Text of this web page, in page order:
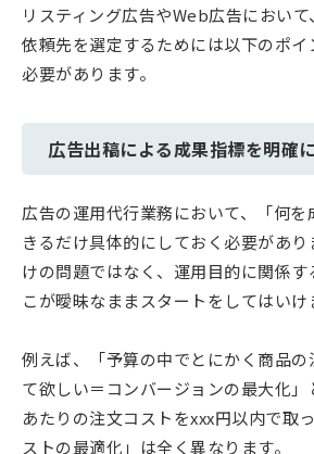
リスティング広告やWeb広告におい
依頼先を選定するためには以下のポイ
必要があります。
広告出稿による成果指標を明確
広告の運用代行業務において、「何を
きるだけ具体的にしておく必要があ
けの問題ではなく、運用目的に関係す
こが曖昧なままスタートをしてはいけ
例えば、「予算の中でとにかく商品の
て欲しい＝コンバージョンの最大化
あたりの注文コストをxxx円以内で取
ストの最適化」は全く異なります。